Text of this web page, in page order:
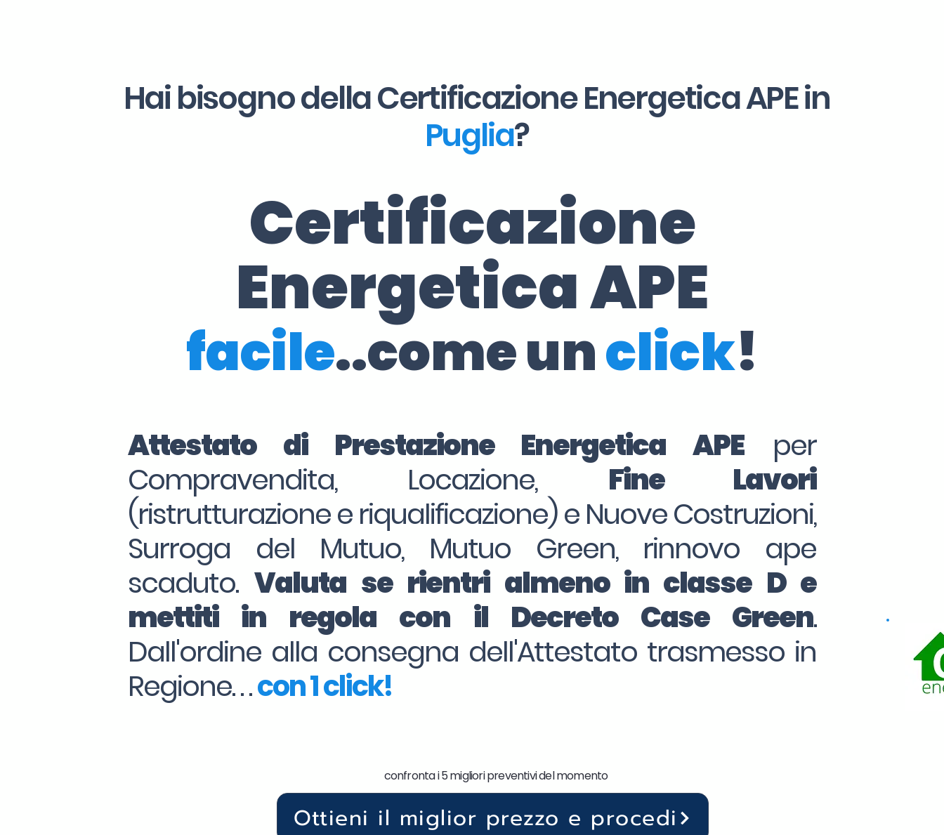
Hai bisogno della Certificazione Energetica APE in
Puglia?
Certificazione
Energetica APE
facile..come unclick!
Attestato di Prestazione Energetica APEper
Compravendita, Locazione, Fine Lavori
(ristrutturazione e riqualificazione) e Nuove Costruzioni,
Surroga del Mutuo, Mutuo Green, rinnovo ape
scaduto.Valuta se rientri almeno in classe D e
mettiti in regola con il Decreto Case Green.
Dall'ordine alla consegna dell'Attestato trasmesso in
Regione. . .con 1 click!
confronta i 5 migliori preventivi del momento
Ottieni il miglior prezzo e procedi